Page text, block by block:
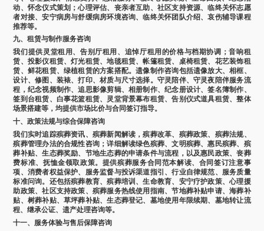
动、怀念仪式策划；心理评估、丧亲者互助、社区支持资源、临终关怀志愿
者对接、安宁病房与舒缓病房环境咨询、临终关怀团队介绍、哀伤辅导课程
推荐等。
九、租赁与制作服务咨询
我们提供灵堂租用、告别厅租用、追悼厅租用的价格与档期协调；音响租
赁、投影仪租赁、灯光租赁、地毯租赁、帐篷租赁、桌椅租赁、花艺装饰租
赁、鲜花租赁、绿植租赁的方案搭配。遗像制作咨询包括遗像放大、相框、
设计、修图、装裱、打印、材质与尺寸选择。守灵陪伴、守灵夜陪伴服务流
程，纪念视频制作、追思影像剪辑、相册制作、纪念册设计、签名簿制作、
签到台租赁、白事花篮租赁、灵堂背景幕布租赁、告别仪式道具租赁、整体
场景搭建等，均提供市场比价与合同签订指导。
十、政策法规与综合保障咨询
我们实时追踪殡葬资讯、殡葬新闻解读，殡葬改革、殡葬政策、殡葬法规、
殡葬管理办法的合规性咨询；详细解读绿色殡葬、文明殡葬、惠民殡葬、殡
葬补贴、生态葬奖励、节地生态葬的申请条件与流程，以及惠民政策、丧葬
费标准、抚恤金领取政策。提供殡葬服务合同范本解读、合同签订注意事
项、消费者权益保护、服务监督与投诉渠道指引、行业自律规范、服务质量
标准问询。还包括殡葬教育、殡葬培训、生命教育、安宁疗护政策、心理援
助政策、社区支持政策、殡葬服务热线使用指南、节地葬补贴申请、海葬补
贴、树葬补贴、草坪葬补贴、生态葬登记、墓地使用年限续期、墓地转让流
程、继承公证、遗产处理咨询等。
十一、服务体验与售后保障咨询